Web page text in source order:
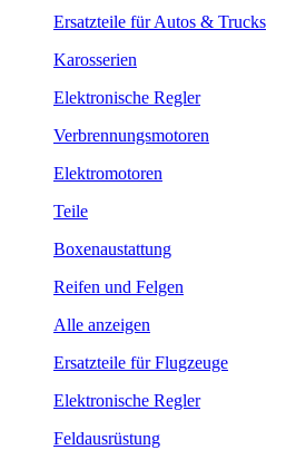
Ersatzteile für Autos & Trucks
Karosserien
Elektronische Regler
Verbrennungsmotoren
Elektromotoren
Teile
Boxenaustattung
Reifen und Felgen
Alle anzeigen
Ersatzteile für Flugzeuge
Elektronische Regler
Feldausrüstung